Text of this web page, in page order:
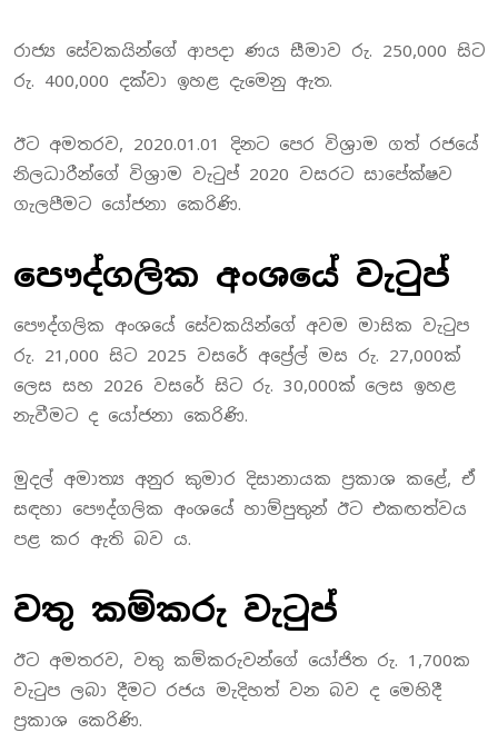
රාජ්‍ය සේවකයින්ගේ ආපදා ණය සීමාව රු. 250,000 සිට
රු. 400,000 දක්වා ඉහළ දැමෙනු ඇත.
ඊට අමතරව, 2020.01.01 දිනට පෙර විශ්‍රාම ගත් රජයේ
නිලධාරීන්ගේ විශ්‍රාම වැටුප් 2020 වසරට සාපේක්ෂව
ගැලපීමට යෝජනා කෙරිණි.
පෞද්ගලික අංශයේ වැටුප්
පෞද්ගලික අංශයේ සේවකයින්ගේ අවම මාසික වැටුප
රු. 21,000 සිට 2025 වසරේ අප්‍රේල් මස රු. 27,000ක්
ලෙස සහ 2026 වසරේ සිට රු. 30,000ක් ලෙස ඉහළ
නැවීමට ද යෝජනා කෙරිණි.
මුදල් අමාත්‍ය අනුර කුමාර දිසානායක ප්‍රකාශ කළේ, ඒ
සඳහා පෞද්ගලික අංශයේ හාම්පුතුන් ඊට එකඟත්වය
පළ කර ඇති බව ය.
වතු කම්කරු වැටුප්
ඊට අමතරව, වතු කම්කරුවන්ගේ යෝජිත රු. 1,700ක
වැටුප ලබා දීමට රජය මැදිහත් වන බව ද මෙහිදී
ප්‍රකාශ කෙරිණි.